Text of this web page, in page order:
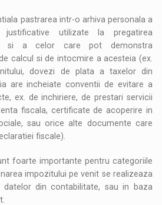
pastrarea intr-o arhiva personala a
justificative utilizate la pregatirea
si a celor care pot demonstra
calcul si de intocmire a acesteia (ex.
dovezi de plata a taxelor din
are incheiate conventii de evitare a
ex. de inchiriere, de prestari servicii
fiscala, certificate de acoperire in
sau orice alte documente care
fiscale).
foarte importante pentru categoriile
impozitului pe venit se realizeaza
din contabilitate, sau in baza